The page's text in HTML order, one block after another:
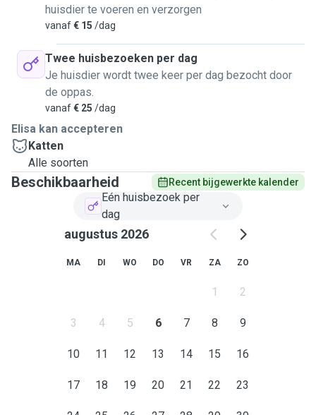
huisdier te voeren en verzorgen
vanaf€ 15 /dag
Twee huisbezoeken per dag
Je huisdier wordt twee keer per dag bezocht door
de oppas.
vanaf€ 25 /dag
Elisa kan accepteren
Katten
Alle soorten
Beschikbaarheid Recent bijgewerkte kalender
Eén huisbezoek per
dag
augustus 2026
MA DI WO DO VR ZA ZO
1 2
3 4 5 6 7 8 9
10 11 12 13 14 15 16
17 18 19 20 21 22 23